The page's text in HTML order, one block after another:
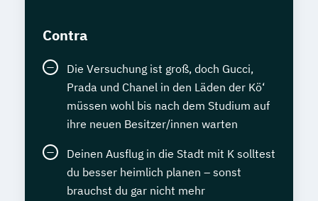
Contra
Die Versuchung ist groß, doch Gucci,
Prada und Chanel in den Läden der Kö‘
müssen wohl bis nach dem Studium auf
ihre neuen Besitzer/innen warten
Deinen Ausflug in die Stadt mit K solltest
du besser heimlich planen – sonst
brauchst du gar nicht mehr